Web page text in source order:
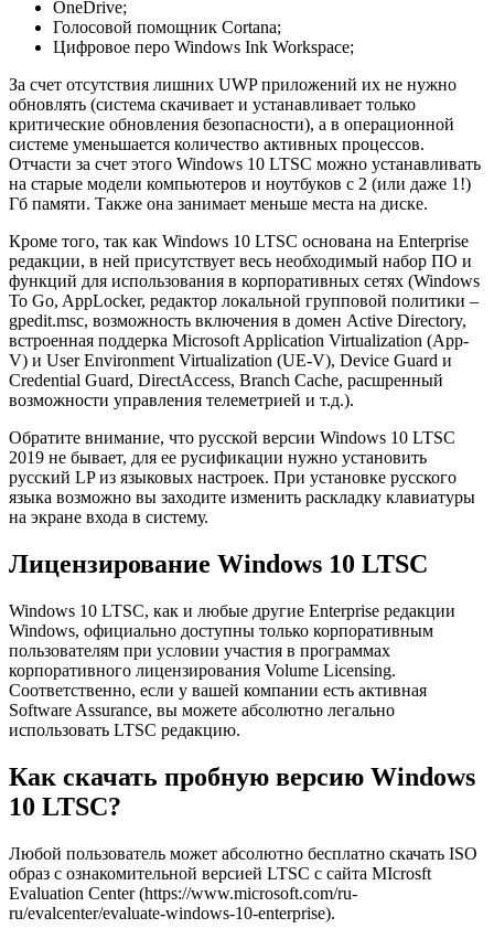
OneDrive;
Голосовой помощник Cortana;
Цифровое перо Windows Ink Workspace;
За счет отсутствия лишних UWP приложений их не нужно
обновлять (система скачивает и устанавливает только
критические обновления безопасности), а в операционной
системе уменьшается количество активных процессов.
Отчасти за счет этого Windows 10 LTSC можно устанавливать
на старые модели компьютеров и ноутбуков с 2 (или даже 1!)
Гб памяти. Также она занимает меньше места на диске.
Кроме того, так как Windows 10 LTSC основана на Enterprise
редакции, в ней присутствует весь необходимый набор ПО и
функций для использования в корпоративных сетях (Windows
To Go, AppLocker, редактор локальной групповой политики –
gpedit.msc, возможность включения в домен Active Directory,
встроенная поддерка Microsoft Application Virtualization (App-
V) и User Environment Virtualization (UE-V), Device Guard и
Credential Guard, DirectAccess, Branch Cache, расшренный
возможности управления телеметрией и т.д.).
Обратите внимание, что русской версии Windows 10 LTSC
2019 не бывает, для ее русификации нужно установить
русский LP из языковых настроек. При установке русского
языка возможно вы заходите изменить раскладку клавиатуры
на экране входа в систему.
Лицензирование Windows 10 LTSC
Windows 10 LTSC, как и любые другие Enterprise редакции
Windows, официально доступны только корпоративным
пользователям при условии участия в программах
корпоративного лицензирования Volume Licensing.
Соответственно, если у вашей компании есть активная
Software Assurance, вы можете абсолютно легально
использовать LTSC редакцию.
Как скачать пробную версию Windows
10 LTSC?
Любой пользователь может абсолютно бесплатно скачать ISO
образ с ознакомительной версией LTSC с сайта MIcrosft
Evaluation Center (https://www.microsoft.com/ru-
ru/evalcenter/evaluate-windows-10-enterprise).